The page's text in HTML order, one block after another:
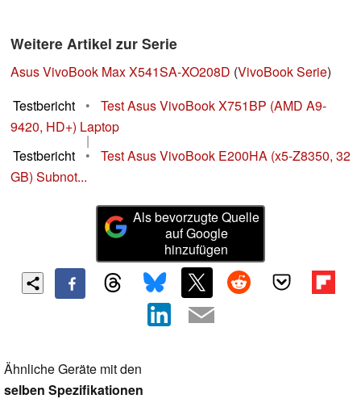
Weitere Artikel zur Serie
Asus VivoBook Max X541SA-XO208D (VivoBook Serie)
Testbericht
•
Test Asus VivoBook X751BP (AMD A9-
9420, HD+) Laptop
|
Testbericht
•
Test Asus VivoBook E200HA (x5-Z8350, 32
GB) Subnot...
Als bevorzugte Quelle
auf Google
hinzufügen
Ähnliche Geräte mit den
selben Spezifikationen